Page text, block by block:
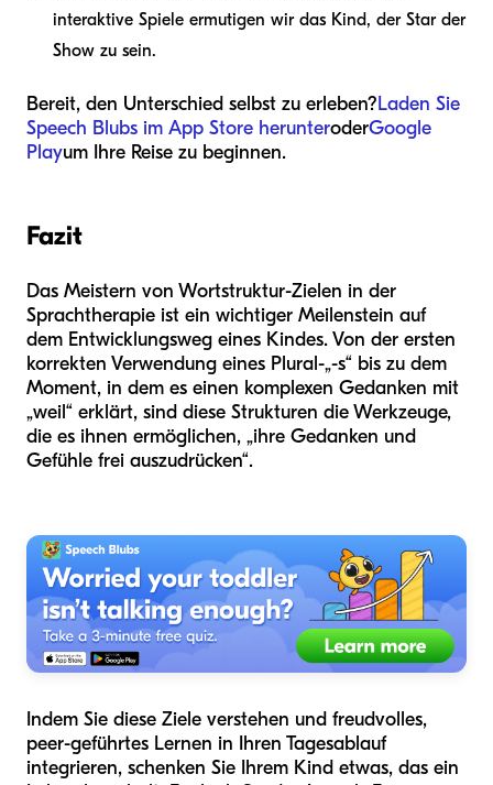
interaktive Spiele ermutigen wir das Kind, der Star der
Show zu sein.
Bereit, den Unterschied selbst zu erleben?Laden Sie
Speech Blubs im App Store herunteroderGoogle
Playum Ihre Reise zu beginnen.
Fazit
Das Meistern von Wortstruktur-Zielen in der
Sprachtherapie ist ein wichtiger Meilenstein auf
dem Entwicklungsweg eines Kindes. Von der ersten
korrekten Verwendung eines Plural-„-s“ bis zu dem
Moment, in dem es einen komplexen Gedanken mit
„weil“ erklärt, sind diese Strukturen die Werkzeuge,
die es ihnen ermöglichen, „ihre Gedanken und
Gefühle frei auszudrücken“.
Indem Sie diese Ziele verstehen und freudvolles,
peer-geführtes Lernen in Ihren Tagesablauf
integrieren, schenken Sie Ihrem Kind etwas, das ein